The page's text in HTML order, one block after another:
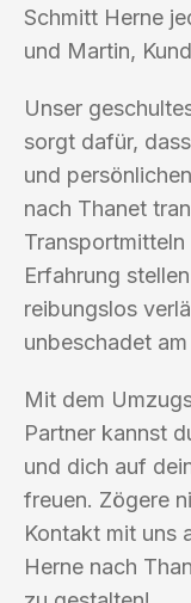
Schmitt Herne
und Martin,
Unser
sorgt dafür,
und
nach Thanet
Transportmitteln
Erfahrung
reibungslos
unbeschadet
Mit dem
Partner kannst
und dich auf
freuen. Zögere
Kontakt mit uns
Herne nach